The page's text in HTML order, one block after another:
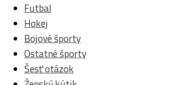
Futbal
Hokej
Bojové športy
Ostatné športy
Šesť otázok